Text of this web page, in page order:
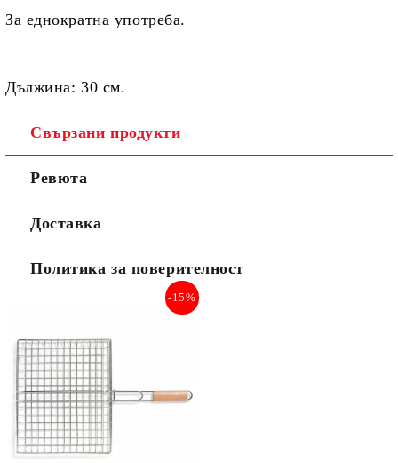
За еднократна употреба.
Дължина:30 см.
Свързани продукти
Ревюта
Доставка
Политика за поверителност
-15%